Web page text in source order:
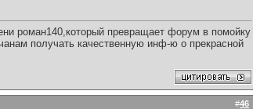
роман140,который превращает форум в помойку
получать качественную инф-ю о прекрасной
#46